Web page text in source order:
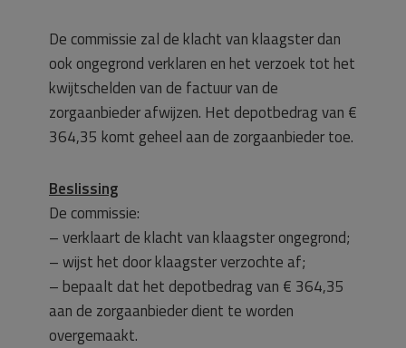
De commissie zal de klacht van klaagster dan
ook ongegrond verklaren en het verzoek tot het
kwijtschelden van de factuur van de
zorgaanbieder afwijzen. Het depotbedrag van €
364,35 komt geheel aan de zorgaanbieder toe.
Beslissing
De commissie:
– verklaart de klacht van klaagster ongegrond;
– wijst het door klaagster verzochte af;
– bepaalt dat het depotbedrag van € 364,35
aan de zorgaanbieder dient te worden
overgemaakt.